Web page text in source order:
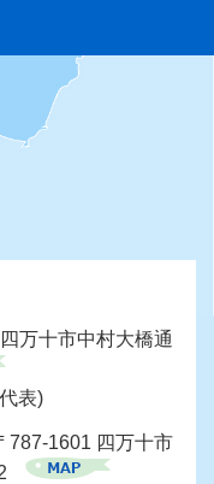
万十市中村大橋通
表)
787-1601 四万十市